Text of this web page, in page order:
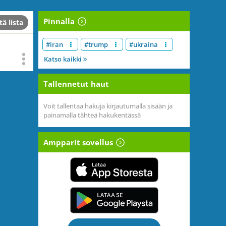
lista Pinnalla
#iran #trump
#ukraina
Katso kaikki
Tallennetut haut
Voit tallentaa hakuja kirjautumalla sisään ja
painamalla tähteä hakukentässä
Ampparit sovellus